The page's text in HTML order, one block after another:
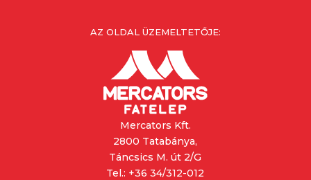
AZ OLDAL ÜZEMELTETŐJE:
Mercators Kft.
2800 Tatabánya,
Táncsics M. út 2/G
Tel.: +36 34/312-012